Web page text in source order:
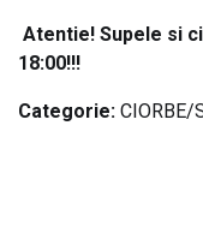
Atentie! Supele si
18:00!!!
Categorie: CIORBE/